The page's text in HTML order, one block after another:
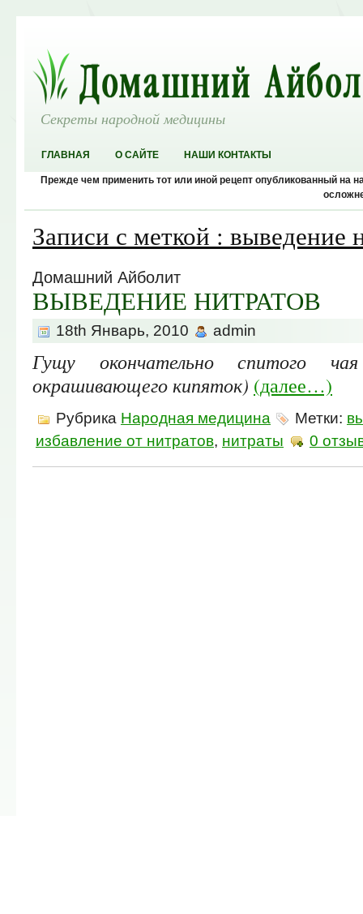
Секреты народной медицины
ГЛАВНАЯ О САЙТЕ НАШИ КОНТАКТЫ
Прежде чем применить тот или иной рецепт опубликованный на
Записи с меткой : выведение
Домашний Айболит
ВЫВЕДЕНИЕ НИТРАТОВ
18th Январь, 2010 admin
Гущу окончательно спитого
окрашивающего кипяток) (далее…)
Рубрика Народная медицина Метки:
избавление от нитратов, нитраты 0